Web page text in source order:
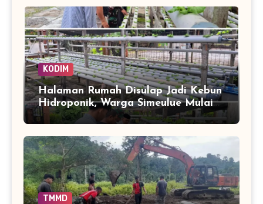
KODIM
Halaman Rumah Disulap Jadi Kebun
Hidroponik, Warga Simeulue Mulai
Panen Peluang
TMMD